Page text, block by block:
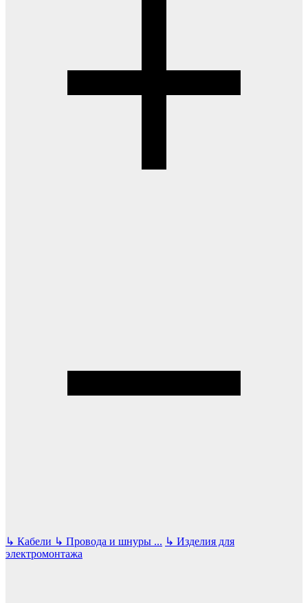
↳ Кабели ↳ Провода и шнуры ... ↳ Изделия для
электромонтажа